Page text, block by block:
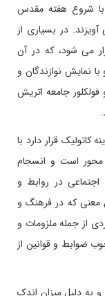
با شروع هفته مقدس
در بسیاری از
می شود، که در آن
نمایش نوازندگان و
جامعه اتریش
قرار دارد با
محور است و انسجام
اجتماعی در روابط و
معنی که در فرهنگ و
از جمله ملزومات و
ضوابط و قوانین از
به دلیل میزان اندک